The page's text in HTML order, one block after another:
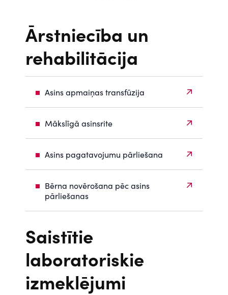
Ārstniecība un
rehabilitācija
Asins apmaiņas transfūzija
Mākslīgā asinsrite
Asins pagatavojumu pārliešana
Bērna novērošana pēc asins
pārliešanas
Saistītie
laboratoriskie
izmeklējumi